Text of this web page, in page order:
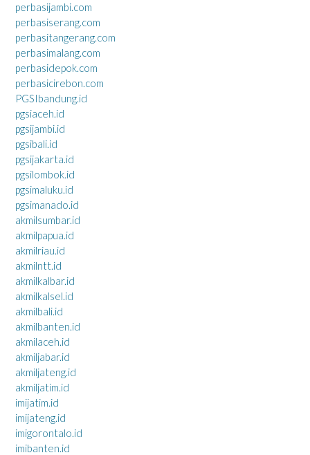
perbasijambi.com
perbasiserang.com
perbasitangerang.com
perbasimalang.com
perbasidepok.com
perbasicirebon.com
PGSIbandung.id
pgsiaceh.id
pgsijambi.id
pgsibali.id
pgsijakarta.id
pgsilombok.id
pgsimaluku.id
pgsimanado.id
akmilsumbar.id
akmilpapua.id
akmilriau.id
akmilntt.id
akmilkalbar.id
akmilkalsel.id
akmilbali.id
akmilbanten.id
akmilaceh.id
akmiljabar.id
akmiljateng.id
akmiljatim.id
imijatim.id
imijateng.id
imigorontalo.id
imibanten.id